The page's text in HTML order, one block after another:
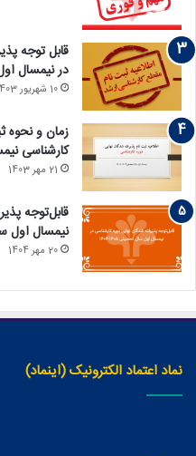
قابل توجه
در نیمسال اول
10 شهریور 1403
زمان و نحوه
کارشناسی
21 مهر 1403
قابل‌توجه
نیمسال اول سال
20 مهر 1404
نماد اعتماد الکترونیک (اینماد)